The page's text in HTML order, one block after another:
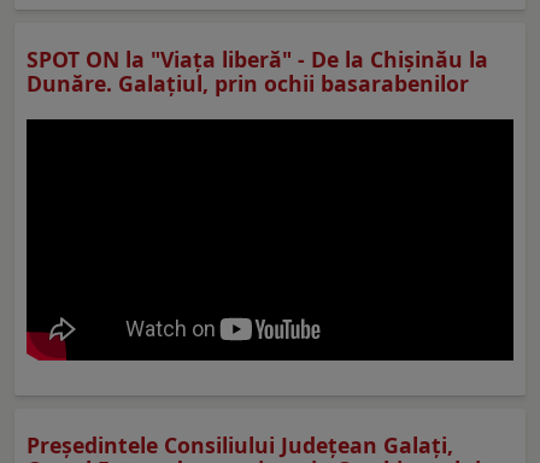
SPOT ON la "Viaţa liberă" - De la Chișinău la
Dunăre. Galațiul, prin ochii basarabenilor
Preşedintele Consiliului Judeţean Galaţi,